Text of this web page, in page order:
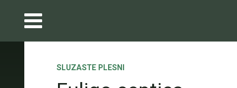
SLUZASTE PLESNI